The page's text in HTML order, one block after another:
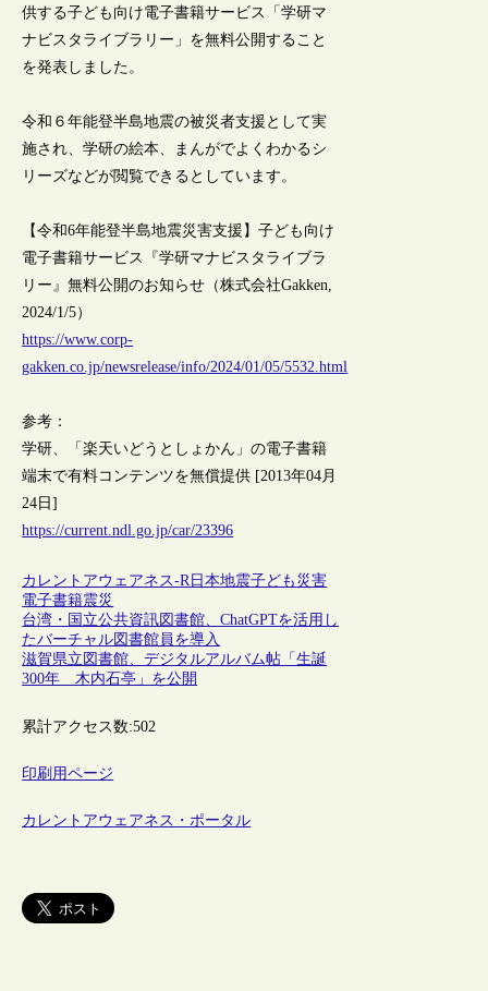
供する子ども向け電子書籍サービス「学研マ
ナビスタライブラリー」を無料公開すること
を発表しました。
令和６年能登半島地震の被災者支援として実
施され、学研の絵本、まんがでよくわかるシ
リーズなどが閲覧できるとしています。
【令和6年能登半島地震災害支援】子ども向け
電子書籍サービス『学研マナビスタライブラ
リー』無料公開のお知らせ（株式会社Gakken,
2024/1/5）
https://www.corp-
gakken.co.jp/newsrelease/info/2024/01/05/5532.html
参考：
学研、「楽天いどうとしょかん」の電子書籍
端末で有料コンテンツを無償提供 [2013年04月
24日]
https://current.ndl.go.jp/car/23396
カレントアウェアネス-R日本地震子ども 災害
電子書籍震災
台湾・国立公共資訊図書館、ChatGPTを活用し
たバーチャル図書館員を導入
滋賀県立図書館、デジタルアルバム帖「生誕
300年 木内石亭」を公開
累計アクセス数:502
印刷用ページ
カレントアウェアネス・ポータル